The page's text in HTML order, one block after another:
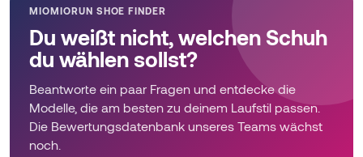
MIOMIORUN SHOE FINDER
Du weißt nicht, welchen Schuh
du wählen sollst?
Beantworte ein paar Fragen und entdecke die
Modelle, die am besten zu deinem Laufstil passen.
Die Bewertungsdatenbank unseres Teams wächst
noch.